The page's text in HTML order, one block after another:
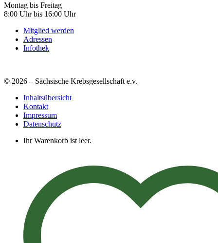
Montag bis Freitag
8:00 Uhr bis 16:00 Uhr
Mitglied werden
Adressen
Infothek
© 2026 – Sächsische Krebsgesellschaft e.v.
Inhaltsübersicht
Kontakt
Impressum
Datenschutz
Ihr Warenkorb ist leer.